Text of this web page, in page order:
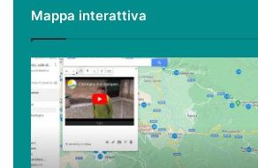
Mappa interattiva
Cilento,
Vallo
di
Diano
ed
Alburni